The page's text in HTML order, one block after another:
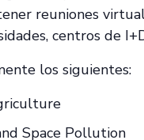
reuniones
centros de
los siguientes:
Space Pollution